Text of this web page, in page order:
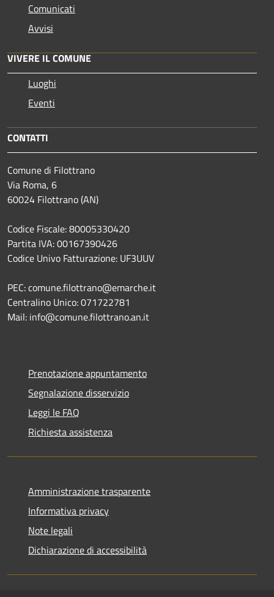
Comunicati
Avvisi
VIVERE IL COMUNE
Luoghi
Eventi
CONTATTI
Comune di Filottrano
Via Roma, 6
60024 Filottrano (AN)
Codice Fiscale: 80005330420
Partita IVA: 00167390426
Codice Univo Fatturazione: UF3UUV
PEC: comune.filottrano@emarche.it
Centralino Unico: 071722781
Mail: info@comune.filottrano.an.it
Prenotazione appuntamento
Segnalazione disservizio
Leggi le FAQ
Richiesta assistenza
Amministrazione trasparente
Informativa privacy
Note legali
Dichiarazione di accessibilità